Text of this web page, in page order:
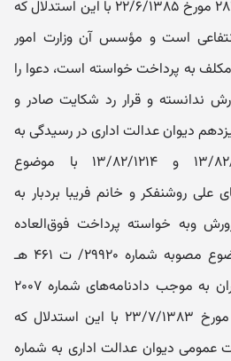
کشور، به موجب دادنامه ۲۸۴۲ مورخ ۲۲/۶/۱۳۸۵ با این استدلال که
است و مؤسس آن وزارت امور
به پرداخت خواسته است، دعوا را
ندانسته و قرار رد شکایت صادر و
دیوان عدالت اداری در رسیدگی به
پرونده‌های کلاسه ۱۳/۸۲/۱۲۱۳ و ۱۳/۸۲/۱۲۱۴ با موضوع
علی روشنفکر و خانم فریبا بردبار به
وبه خواسته پرداخت فوق‌العاده
اشتغال خارج از کشور، موضوع مصوبه شماره ۲۹۹۲۰/ ت ۴۶۱ هـ‍
مورخ ۹/۱۰/۱۳۷۱ هیأت وزیران به موجب دادنامه‌های شماره ۲۰۰۷
مورخ ۳۰/۸/۱۳۸۳ و ۱۵۶۰ مورخ ۲۳/۷/۱۳۸۳ با این استدلال که
دیوان عدالت اداری به شماره